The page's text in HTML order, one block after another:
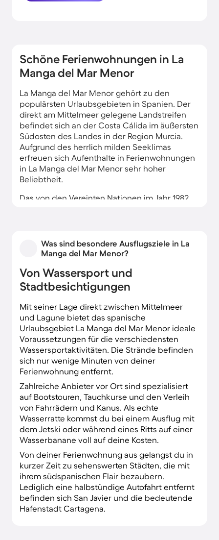
garantiert erholt und munter wieder
nachhause.
Schöne Ferienwohnungen in La
Manga del Mar Menor
La Manga del Mar Menor gehört zu den
populärsten Urlaubsgebieten in Spanien. Der
direkt am Mittelmeer gelegene Landstreifen
befindet sich an der Costa Cálida im äußersten
Südosten des Landes in der Region Murcia.
Aufgrund des herrlich milden Seeklimas
erfreuen sich Aufenthalte in Ferienwohnungen
in La Manga del Mar Menor sehr hoher
Beliebtheit.
Das von den Vereinten Nationen im Jahr 1982
Naturschutzgebiete wie den Parque Regional
de las Salinas. Von der Regionalhauptstadt
Mar Menor weniger als 60 Fahrminuten
entfernt.
Was sind besondere Ausflugsziele in La
Manga del Mar Menor?
Von Wassersport und
Stadtbesichtigungen
Mit seiner Lage direkt zwischen Mittelmeer
und Lagune bietet das spanische
Urlaubsgebiet La Manga del Mar Menor ideale
Voraussetzungen für die verschiedensten
Wassersportaktivitäten. Die Strände befinden
sich nur wenige Minuten von deiner
Ferienwohnung entfernt.
Zahlreiche Anbieter vor Ort sind spezialisiert
auf Bootstouren, Tauchkurse und den Verleih
von Fahrrädern und Kanus. Als echte
Wasserratte kommst du bei einem Ausflug mit
dem Jetski oder während eines Ritts auf einer
Wasserbanane voll auf deine Kosten.
Von deiner Ferienwohnung aus gelangst du in
kurzer Zeit zu sehenswerten Städten, die mit
ihrem südspanischen Flair bezaubern.
Lediglich eine halbstündige Autofahrt entfernt
befinden sich San Javier und die bedeutende
Hafenstadt Cartagena.